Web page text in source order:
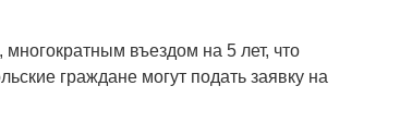
въездом на 5 лет, что
граждане могут подать заявку на